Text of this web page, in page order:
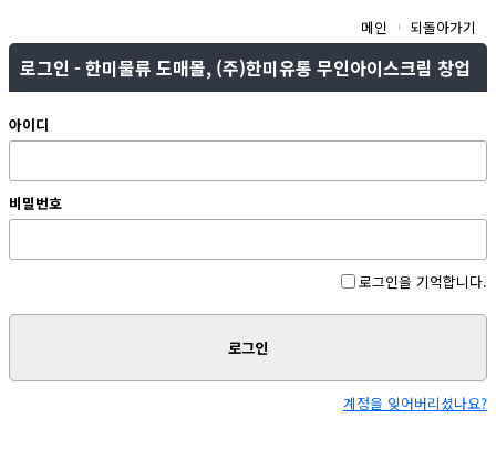
메인 되돌아가기
로그인 - 한미물류 도매몰, (주)한미유통 무인아이스크림 창업
아이디
비밀번호
로그인을 기억합니다.
로그인
계정을 잊어버리셨나요?